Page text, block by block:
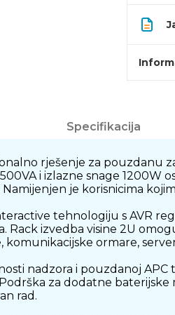
Specifikacija
rješenje za
i izlazne snage
je korisnicima
tehnologiju s AVR
izvedba visine 2U
ormare,
nadzora i pouzdanoj
za dodatne
rad.